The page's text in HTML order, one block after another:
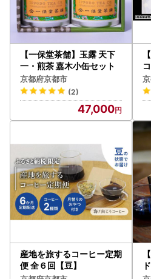
【一保堂茶舗】玉露 天下
一・煎茶 嘉木小缶セット
京都府京都市
(2)
47,000
B
産地を旅するコーヒー定期
便 全６回【豆】